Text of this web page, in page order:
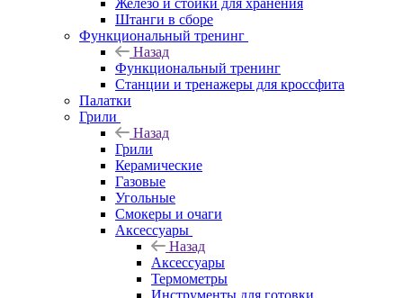
Железо и стойки для хранения
Штанги в сборе
Функциональный тренинг
Назад
Функциональный тренинг
Станции и тренажеры для кроссфита
Палатки
Грили
Назад
Грили
Керамические
Газовые
Угольные
Смокеры и очаги
Аксессуары
Назад
Аксессуары
Термометры
Инструменты для готовки